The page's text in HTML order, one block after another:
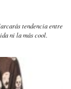
tendencia entre
ni la más cool.